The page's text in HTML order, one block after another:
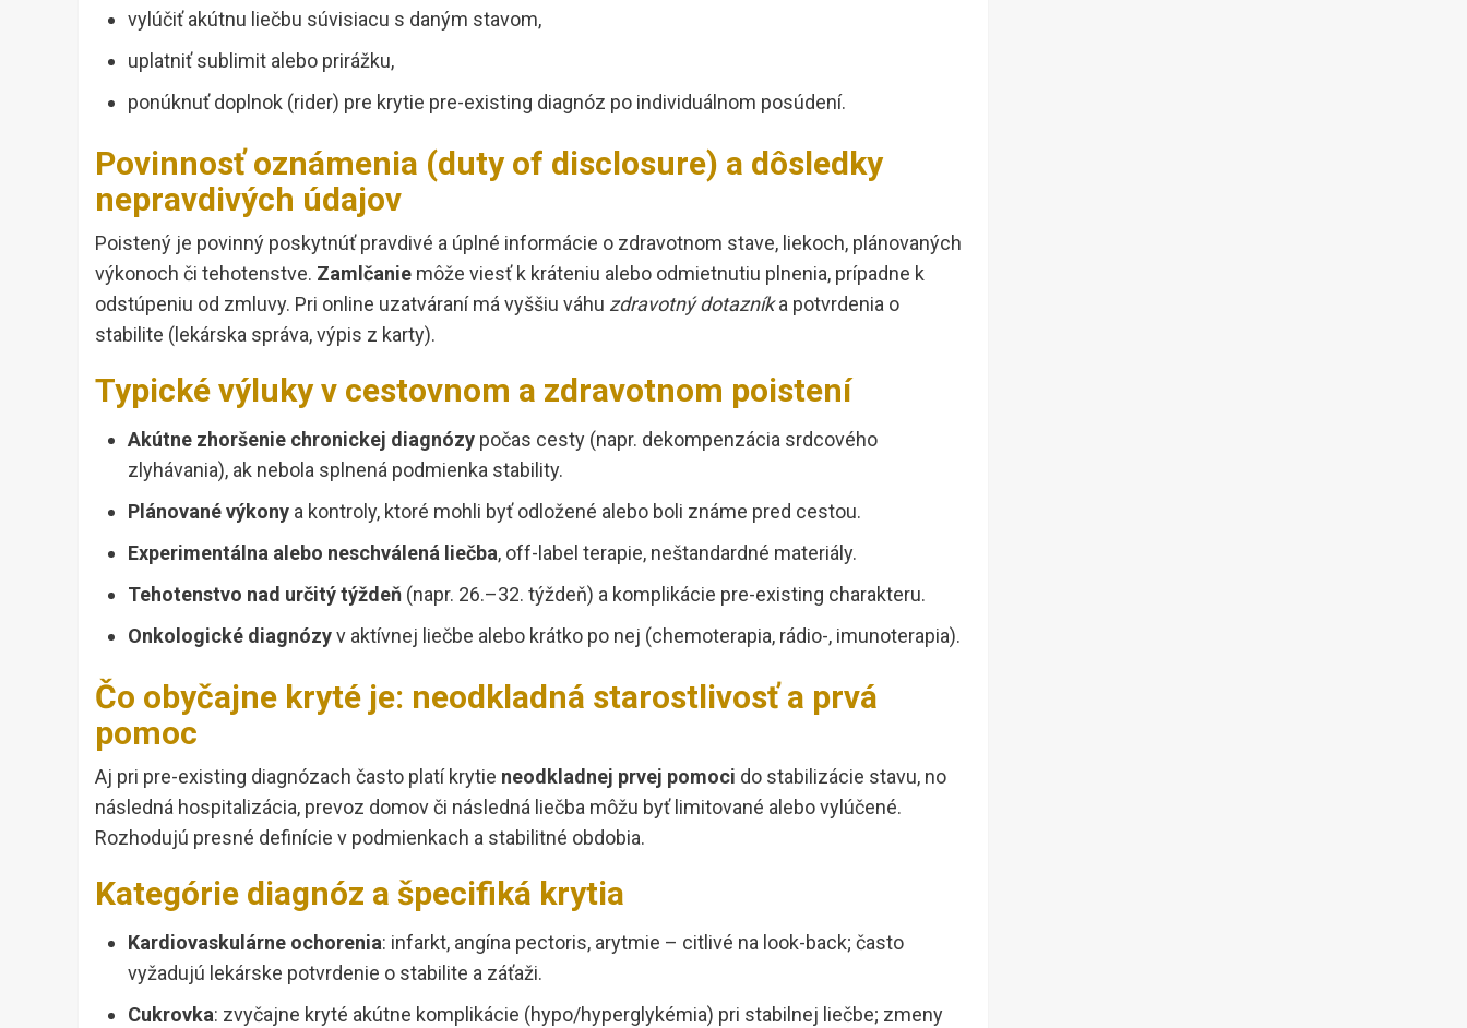
vylúčiť akútnu liečbu súvisiacu s daným stavom,
uplatniť sublimit alebo prirážku,
ponúknuť doplnok (rider) pre krytie pre-existing diagnóz po individuálnom posúdení.
Povinnosť oznámenia (duty of disclosure) a dôsledky
nepravdivých údajov
Poistený je povinný poskytnúť pravdivé a úplné informácie o zdravotnom stave, liekoch, plánovaných
výkonoch či tehotenstve. Zamlčanie môže viesť k kráteniu alebo odmietnutiu plnenia, prípadne k
odstúpeniu od zmluvy. Pri online uzatváraní má vyššiu váhu zdravotný dotazníka potvrdenia o
stabilite (lekárska správa, výpis z karty).
Typické výluky v cestovnom a zdravotnom poistení
Akútne zhoršenie chronickej diagnózy počas cesty (napr. dekompenzácia srdcového
zlyhávania), ak nebola splnená podmienka stability.
Plánované výkony a kontroly, ktoré mohli byť odložené alebo boli známe pred cestou.
Experimentálna alebo neschválená liečba, off-label terapie, neštandardné materiály.
Tehotenstvo nad určitý týždeň (napr. 26.–32. týždeň) a komplikácie pre-existing charakteru.
Onkologické diagnózyv aktívnej liečbe alebo krátko po nej (chemoterapia, rádio-, imunoterapia).
Čo obyčajne kryté je: neodkladná starostlivosť a prvá
pomoc
Aj pri pre-existing diagnózach často platí krytie neodkladnej prvej pomoci do stabilizácie stavu, no
následná hospitalizácia, prevoz domov či následná liečba môžu byť limitované alebo vylúčené.
Rozhodujú presné definície v podmienkach a stabilitné obdobia.
Kategórie diagnóz a špecifiká krytia
Kardiovaskulárne ochorenia: infarkt, angína pectoris, arytmie – citlivé na look-back; často
vyžadujú lekárske potvrdenie o stabilite a záťaži.
Cukrovka: zvyčajne kryté akútne komplikácie (hypo/hyperglykémia) pri stabilnej liečbe; zmeny